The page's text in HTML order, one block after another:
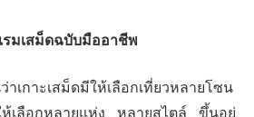
รมเสม็ดฉบับมืออาชีพ
าเกาะเสม็ดมีให้เลือกเที่ยวหลายโซน